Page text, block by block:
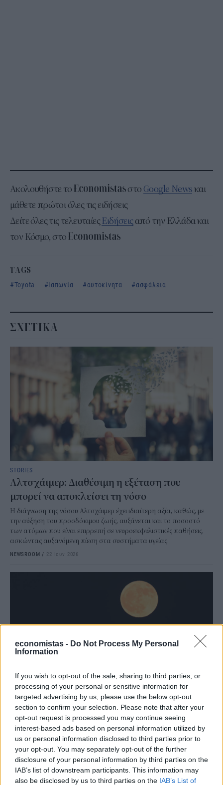
economistas - Do Not Process My Personal
Information
If you wish to opt-out of the sale, sharing to third parties, or
processing of your personal or sensitive information for
targeted advertising by us, please use the below opt-out
section to confirm your selection. Please note that after your
opt-out request is processed you may continue seeing
interest-based ads based on personal information utilized by
us or personal information disclosed to third parties prior to
your opt-out. You may separately opt-out of the further
disclosure of your personal information by third parties on the
IAB’s list of downstream participants. This information may
also be disclosed by us to third parties on the IAB’s List of
Ακολουθήστε το στο Google Newsκαι
μάθετε πρώτοι όλες τις ειδήσεις
Δείτε όλες τις τελευταίεςΕιδήσειςαπό την Ελλάδα και
τον Κόσμο, στο
TAGS
Toyota
Ιαπωνία αυτοκίνητα ασφάλεια
ΣΧΕΤΙΚΑ
STORIES
Αλτσχάιμερ: Διαθέσιμη η εξέταση που
μπορεί να αποκλείσει τη νόσο
Η διάγνωση της νόσου Αλτσχάιμερ έχει ιδιαίτερη αξία, καθώς, με
την αύξηση του προσδόκιμου ζωής, αυξάνεται και το ποσοστό
των ατόμων που είναι επιρρεπή σε νευροεκφυλιστικές παθήσεις,
ασκώντας αυξανόμενη πίεση στα συστήματα υγείας.
NEWSROOM / 22 Ιουν 2026
STORIES
Πότε είναι η Πανσέληνος Ιουνίου και γιατί
λέγεται «του Μελιού»
Το βράδυ της Δευτέρας 29 Ιουνίου θα απολαύσουμε στον
νυχτερινό ουρανό την πανσέληνο, με το φαινόμενο να
κορυφώνεται τις πρώτες πρωινές ώρες της Τρίτης, 30 Ιουνίου, στις
02:56 (ώρα Ελλάδας), όταν η πλευρά της Σελήνης που είναι ορατή
από τη Γη θα φωτίζεται πλήρως από τον Ήλιο.